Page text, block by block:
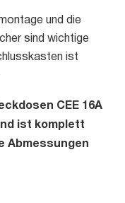
und die
sind wichtige
ist
CEE 16A
ist komplett
Abmessungen